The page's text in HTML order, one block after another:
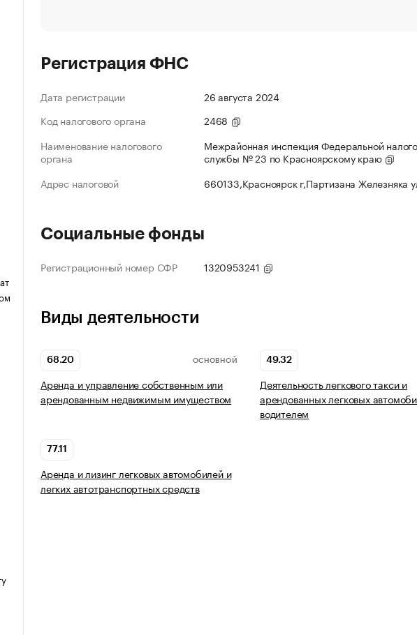
Регистрация ФНС
Дата регистрации
26 августа 2024
Код налогового органа
2468
Наименование налогового
органа
Межрайонная инспекция Федеральной
службы № 23 по Красноярскому краю
Адрес налоговой
660133,Красноярск г,Партизана Железняка
Социальные фонды
Регистрационный номер СФР 1320953241
Виды деятельности
68.20 ОСНОВНОЙ
Аренда и управление собственным или
арендованным недвижимым имуществом
49.32
Деятельность легкового такси и
арендованных легковых
водителем
77.11
Аренда и лизинг легковых автомобилей и
легких автотранспортных средств